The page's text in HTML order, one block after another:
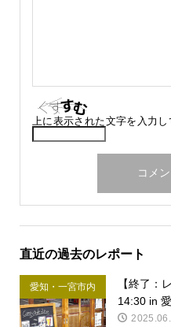
上に表示された文字を入力し
直近の過去のレポート
愛知・一宮市内
【終了：
14:30 in